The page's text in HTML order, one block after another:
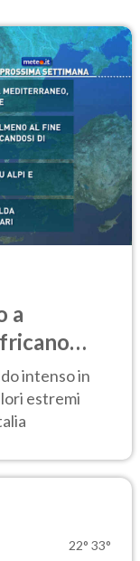
a
intenso in
estremi
22° 33°